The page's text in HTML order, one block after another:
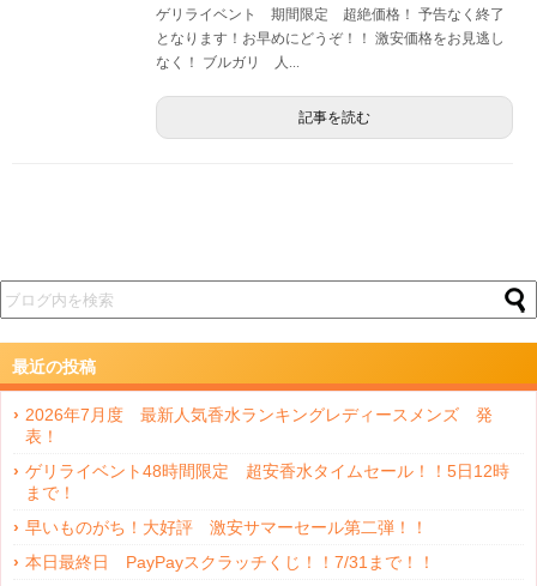
ゲリライベント 期間限定 超絶価格！ 予告なく終了
となります！お早めにどうぞ！！ 激安価格をお見逃し
なく！ ブルガリ 人...
記事を読む
最近の投稿
2026年7月度 最新人気香水ランキングレディースメンズ 発
表！
ゲリライベント48時間限定 超安香水タイムセール！！5日12時
まで！
早いものがち！大好評 激安サマーセール第二弾！！
本日最終日 PayPayスクラッチくじ！！7/31まで！！